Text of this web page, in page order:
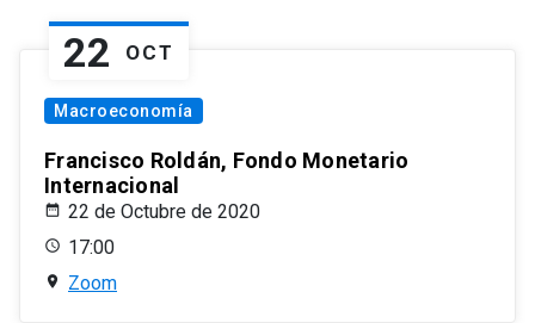
22 OCT
Macroeconomía
Francisco Roldán, Fondo Monetario
Internacional
22 de Octubre de 2020
17:00
Zoom